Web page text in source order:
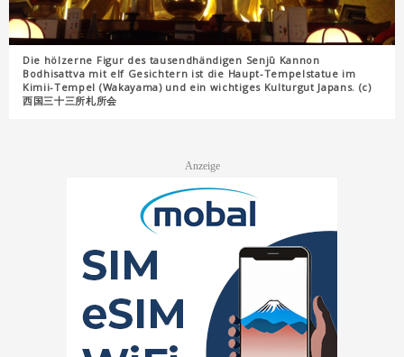
Die hölzerne Figur des tausendhändigen Senjū Kannon
Bodhisattva mit elf Gesichtern ist die Haupt-Tempelstatue im
Kimii-Tempel (Wakayama) und ein wichtiges Kulturgut Japans. (c)
西国三十三所札所会